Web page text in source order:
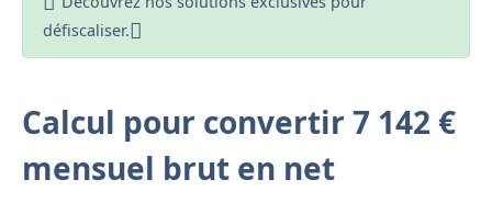
défiscaliser.
Calcul pour convertir 7 142 €
mensuel brut en net